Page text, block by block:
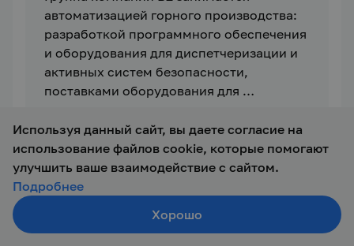
автоматизацией горного производства:
разработкой программного обеспечения
и оборудования для диспетчеризации и
активных систем безопасности,
поставками оборудования для
внедрением и сопровождением проектов
по комплексному управлению
горнотранспортным комплексом, систем
управления производственным
Важным направлением является
создание программного обеспечения и
бортового оборудования для систем
диспетчеризации горнодобывающих
резидентом фонда Сколково и
Используя данный сайт, вы даете согласие на
использование файлов cookie, которые помогают
улучшить ваше взаимодействие с сайтом.
Подробнее
Хорошо